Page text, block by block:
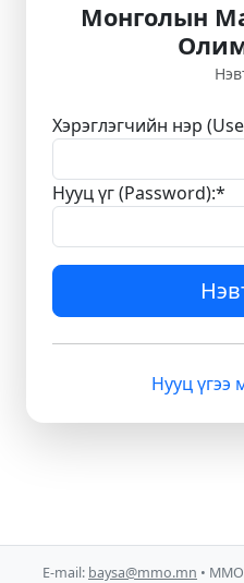
Монголын
Хэрэглэгчийн нэр
Нууц үг (Password):*
Нууц үгээ
E-mail: baysa@mmo.mn •